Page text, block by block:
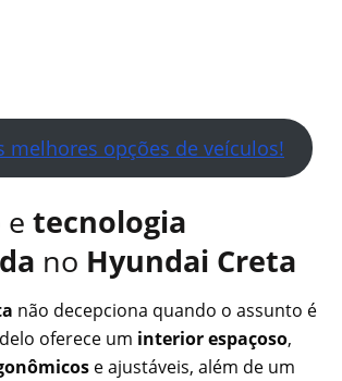
melhores opções de veículos!
e tecnologia
no Hyundai Creta
não decepciona quando o assunto é
oferece um interior espaçoso,
e ajustáveis, além de um